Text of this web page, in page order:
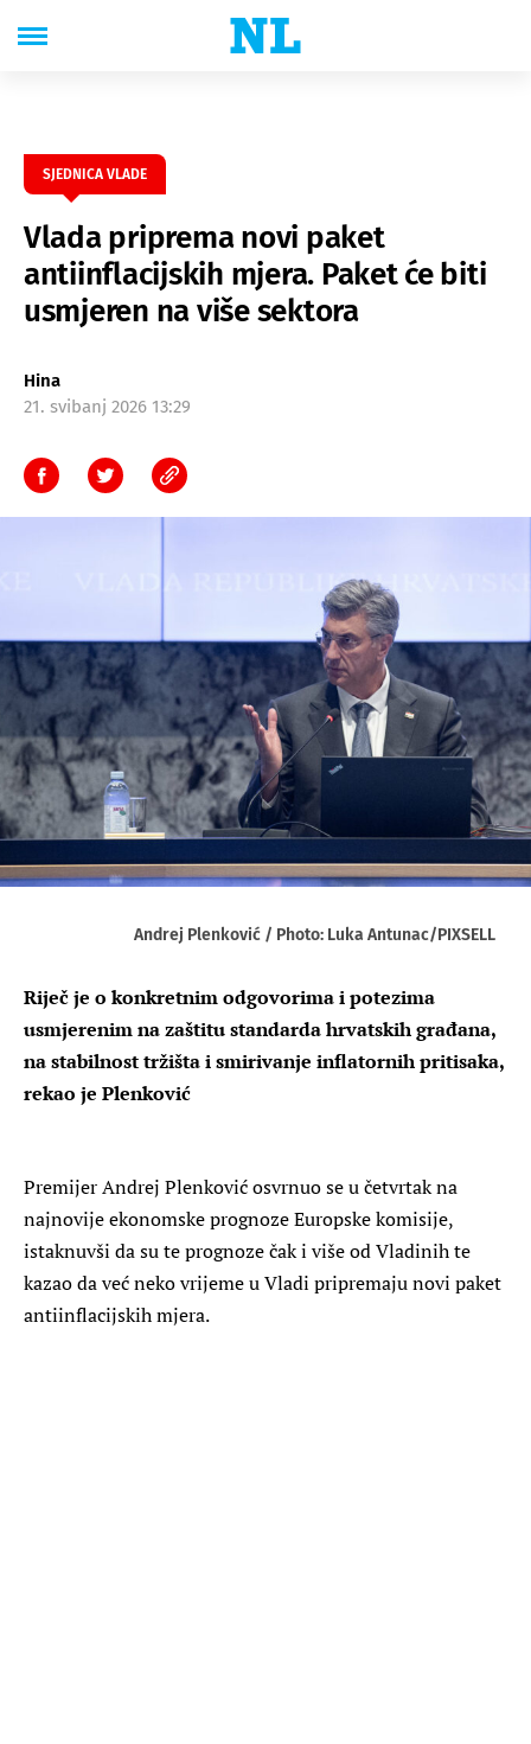
SJEDNICA VLADE
Vlada priprema novi paket
antiinflacijskih mjera. Paket će biti
usmjeren na više sektora
Hina
21. svibanj 2026 13:29
Andrej Plenković / Photo: Luka Antunac/PIXSELL
Riječ je o konkretnim odgovorima i potezima
usmjerenim na zaštitu standarda hrvatskih građana,
na stabilnost tržišta i smirivanje inflatornih pritisaka,
rekao je Plenković
Premijer Andrej Plenković osvrnuo se u četvrtak na
najnovije ekonomske prognoze Europske komisije,
istaknuvši da su te prognoze čak i više od Vladinih te
kazao da već neko vrijeme u Vladi pripremaju novi paket
antiinflacijskih mjera.